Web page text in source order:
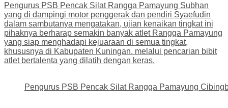
Pengurus PSB Pencak Silat Rangga Pamayung Subhan
yang di dampingi motor penggerak dan pendiri Syaefudin
dalam sambutanya mengatakan, ujian kenaikan tingkat ini
pihaknya berharap semakin banyak atlet Rangga Pamayung
yang siap menghadapi kejuaraan di semua tingkat,
khususnya di Kabupaten Kuningan. melalui pencarian bibit
atlet bertalenta yang dilatih dengan keras.
Pengurus PSB Pencak Silat Rangga Pamayung